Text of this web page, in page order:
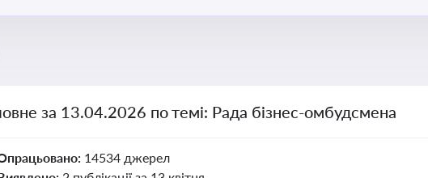
за 13.04.2026 по темі: Рада бізнес-омбудсмена
14534 джерел